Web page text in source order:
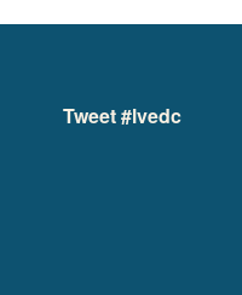
Tweet #lvedc